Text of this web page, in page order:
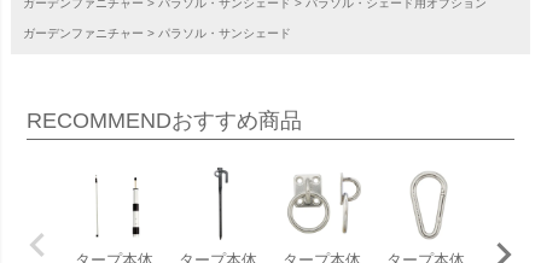
ガーデンファニチャー パラソル・サンシェード パラソル・シェード用オプション
ガーデンファニチャー パラソル・サンシェード
RECOMMENDおすすめ商品